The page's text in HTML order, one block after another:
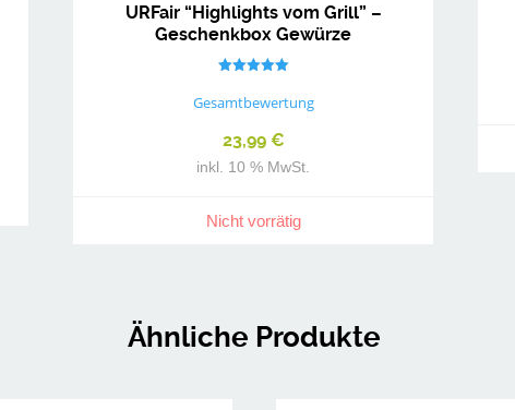
URFair “Highlights vom Grill” –
Geschenkbox Gewürze
5.00
von 5
Gesamtbewertung
23,99 €
inkl. 10 % MwSt.
Nicht vorrätig
Ähnliche Produkte